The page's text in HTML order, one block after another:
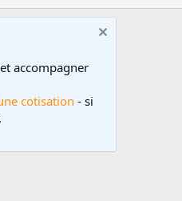
accompagner
cotisation - si